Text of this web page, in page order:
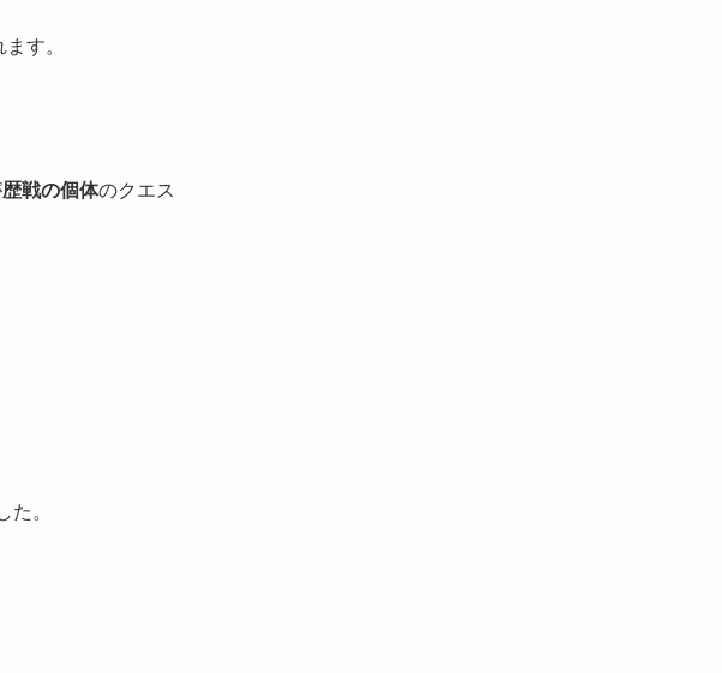
す。
歴戦の個体のクエス
。